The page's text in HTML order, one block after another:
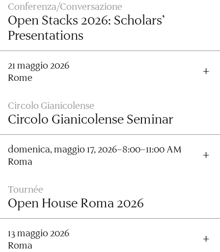
Conferenza/Conversazione
Open Stacks 2026: Scholars’
Presentations
21 maggio 2026
Rome
Circolo Gianicolense
Circolo Gianicolense Seminar
domenica, maggio 17, 2026–8:00–11:00 AM
Roma
Tournée
Open House Roma 2026
13 maggio 2026
Roma